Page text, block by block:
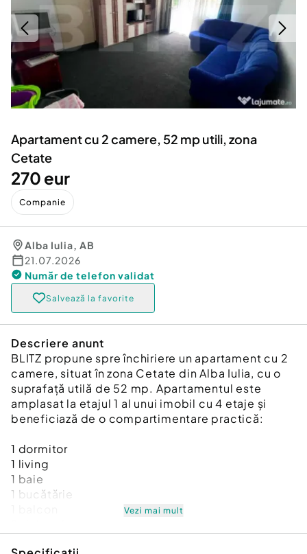
Servicii
Animale de companie
Afaceri și echipamente profesionale
Inchiriere Bunuri si Vehicule
Utilaje agricole si industriale
Piese auto si accesorii
Dacia Duster
Apartament cu 2 camere, 52 mp utili, zona
Cetate
270 eur
Companie
Alba Iulia, AB
21.07.2026
Număr de telefon validat
Salvează la favorite
Descriere anunt
BLITZ propune spre închiriere un apartament cu 2
camere, situat în zona Cetate din Alba Iulia, cu o
suprafață utilă de 52 mp. Apartamentul este
amplasat la etajul 1 al unui imobil cu 4 etaje și
beneficiază de o compartimentare practică:
1 dormitor
1 living
1 baie
1 bucătărie
Vezi mai mult